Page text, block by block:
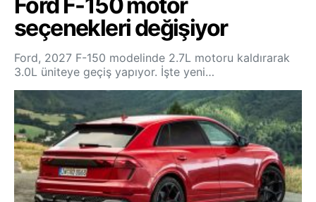
seçenekleri değişiyor
Ford, 2027 F-150 modelinde 2.7L motoru kaldırarak
3.0L üniteye geçiş yapıyor. İşte yeni…